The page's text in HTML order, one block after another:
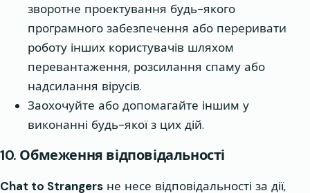
зворотне проектування будь-якого
програмного забезпечення або переривати
роботу інших користувачів шляхом
перевантаження, розсилання спаму або
надсилання вірусів.
Заохочуйте або допомагайте іншим у
виконанні будь-якої з цих дій.
10. Обмеження відповідальності
Chat to Strangers не несе відповідальності за дії,